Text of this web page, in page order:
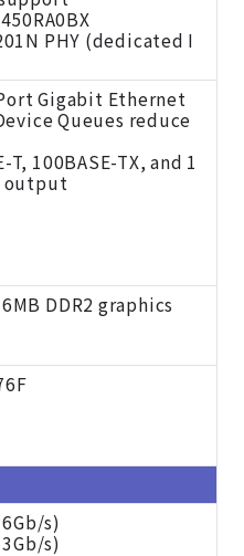
PHY (dedicated I
Gigabit Ethernet
Queues reduce
100BASE-TX, and 1
output
DDR2 graphics
s)
s)